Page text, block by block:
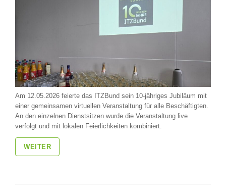
Am 12.05.2026 feierte das ITZBund sein 10-jähriges Jubiläum mit
einer gemeinsamen virtuellen Veranstaltung für alle Beschäftigten.
An den einzelnen Dienstsitzen wurde die Veranstaltung live
verfolgt und mit lokalen Feierlichkeiten kombiniert.
WEITER